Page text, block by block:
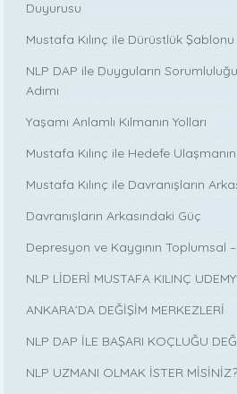
Duyurusu
Mustafa Kılınç ile Dürüstlük Şablonu
NLP DAP ile Duyguların
Adımı
Yaşamı Anlamlı Kılmanın Yolları
Mustafa Kılınç ile Hedefe
Mustafa Kılınç ile Davranışların
Davranışların Arkasındaki Güç
Depresyon ve Kaygının Toplumsal
NLP LİDERİ MUSTAFA KILINÇ
ANKARA’DA DEĞİŞİM MERKEZLERİ
NLP DAP İLE BAŞARI KOÇLUĞU
NLP UZMANI OLMAK İSTER MİSİNİZ?